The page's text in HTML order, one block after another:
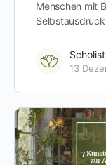
Menschen mit
13